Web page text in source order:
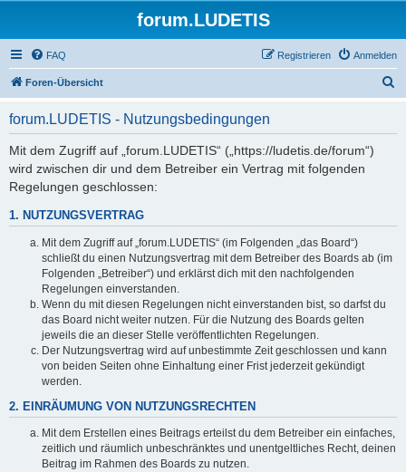
forum.LUDETIS
FAQ Anmelden
Registrieren
Foren-Übersicht
forum.LUDETIS - Nutzungsbedingungen
Mit dem Zugriff auf „forum.LUDETIS“ („https://ludetis.de/forum“)
wird zwischen dir und dem Betreiber ein Vertrag mit folgenden
Regelungen geschlossen:
1. NUTZUNGSVERTRAG
Mit dem Zugriff auf „forum.LUDETIS“ (im Folgenden „das Board“)
schließt du einen Nutzungsvertrag mit dem Betreiber des Boards ab (im
Folgenden „Betreiber“) und erklärst dich mit den nachfolgenden
Regelungen einverstanden.
Wenn du mit diesen Regelungen nicht einverstanden bist, so darfst du
das Board nicht weiter nutzen. Für die Nutzung des Boards gelten
jeweils die an dieser Stelle veröffentlichten Regelungen.
Der Nutzungsvertrag wird auf unbestimmte Zeit geschlossen und kann
von beiden Seiten ohne Einhaltung einer Frist jederzeit gekündigt
werden.
2. EINRÄUMUNG VON NUTZUNGSRECHTEN
Mit dem Erstellen eines Beitrags erteilst du dem Betreiber ein einfaches,
zeitlich und räumlich unbeschränktes und unentgeltliches Recht, deinen
Beitrag im Rahmen des Boards zu nutzen.